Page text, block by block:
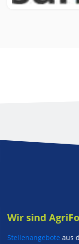
Wir sind
Stellenangebote aus